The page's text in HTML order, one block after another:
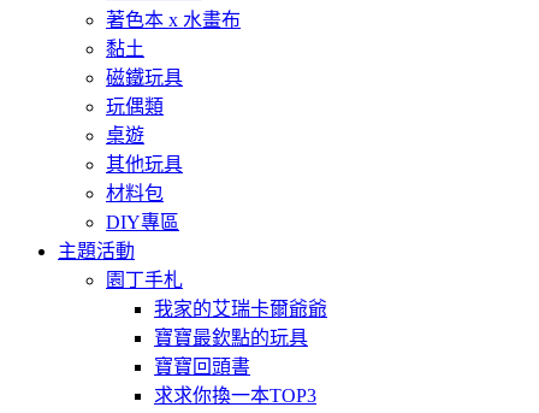
著色本 x 水畫布
黏土
磁鐵玩具
玩偶類
桌遊
其他玩具
材料包
DIY專區
主題活動
園丁手札
我家的艾瑞卡爾爺爺
寶寶最欽點的玩具
寶寶回頭書
求求你換一本TOP3